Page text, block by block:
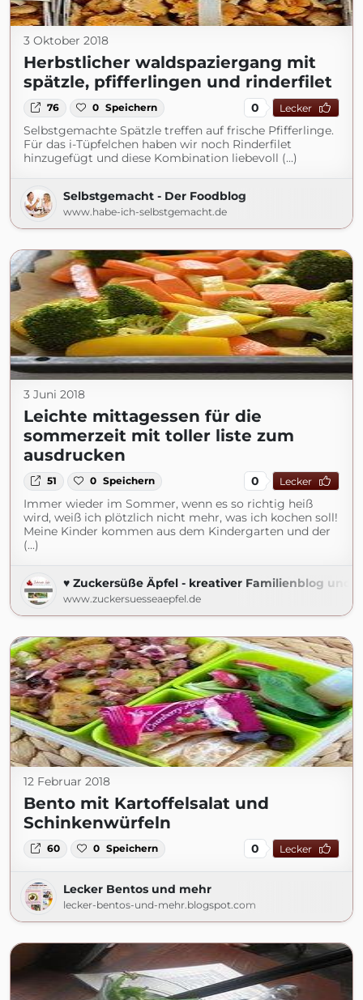
3 Oktober 2018
Herbstlicher waldspaziergang mit
spätzle, pfifferlingen und rinderfilet
76 0 Speichern 0 Lecker
Selbstgemachte Spätzle treffen auf frische Pfifferlinge.
Für das i-Tüpfelchen haben wir noch Rinderfilet
hinzugefügt und diese Kombination liebevoll (...)
Selbstgemacht - Der Foodblog
www.habe-ich-selbstgemacht.de
3 Juni 2018
Leichte mittagessen für die
sommerzeit mit toller liste zum
ausdrucken
51 0 Speichern 0 Lecker
Immer wieder im Sommer, wenn es so richtig heiß
wird, weiß ich plötzlich nicht mehr, was ich kochen soll!
Meine Kinder kommen aus dem Kindergarten und der
(...)
♥ Zuckersüße Äpfel - kreativer Familienblog und
www.zuckersuesseaepfel.de
12 Februar 2018
Bento mit Kartoffelsalat und
Schinkenwürfeln
60 0 Speichern 0 Lecker
Lecker Bentos und mehr
lecker-bentos-und-mehr.blogspot.com